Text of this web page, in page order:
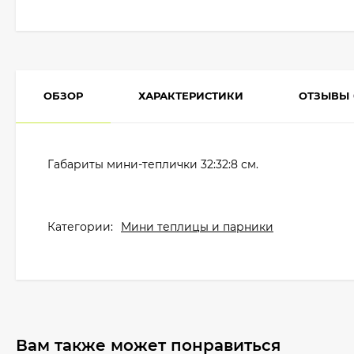
ОБЗОР ХАРАКТЕРИСТИКИ ОТЗЫВЫ
Габариты мини-теплички 32:32:8 см.
Категории: Мини теплицы и парники
Вам также может понравиться